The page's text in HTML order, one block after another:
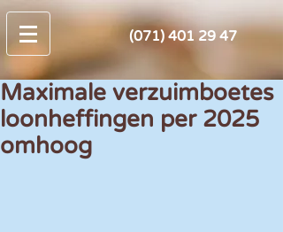
(071) 401 29 47
Maximale verzuimboetes
loonheffingen per 2025
omhoog